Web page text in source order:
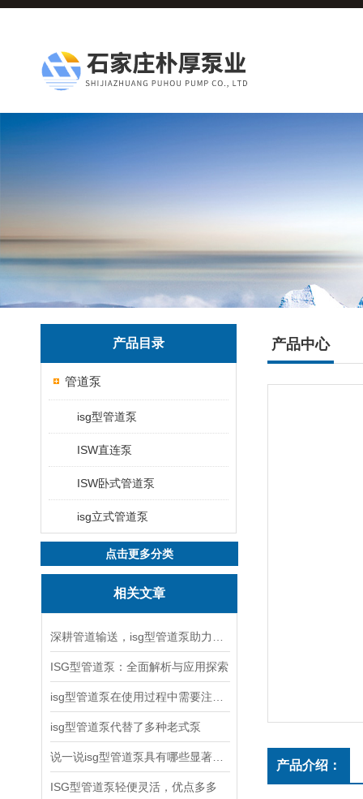
产品目录
管道泵
isg型管道泵
ISW直连泵
ISW卧式管道泵
isg立式管道泵
点击更多分类
相关文章
ISG型管道泵：全面解析与应用探索
isg型管道泵代替了多种老式泵
ISG型管道泵轻便灵活，优点多多
产品中心
产品介绍：